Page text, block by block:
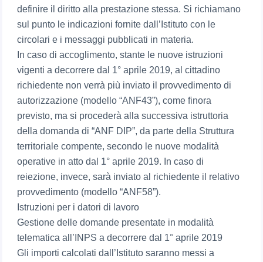
definire il diritto alla prestazione stessa. Si richiamano
sul punto le indicazioni fornite dall’Istituto con le
circolari e i messaggi pubblicati in materia.
In caso di accoglimento, stante le nuove istruzioni
vigenti a decorrere dal 1° aprile 2019, al cittadino
richiedente non verrà più inviato il provvedimento di
autorizzazione (modello “ANF43”), come finora
previsto, ma si procederà alla successiva istruttoria
della domanda di “ANF DIP”, da parte della Struttura
territoriale compente, secondo le nuove modalità
operative in atto dal 1° aprile 2019. In caso di
reiezione, invece, sarà inviato al richiedente il relativo
provvedimento (modello “ANF58”).
Istruzioni per i datori di lavoro
Gestione delle domande presentate in modalità
telematica all’INPS a decorrere dal 1° aprile 2019
Gli importi calcolati dall’Istituto saranno messi a